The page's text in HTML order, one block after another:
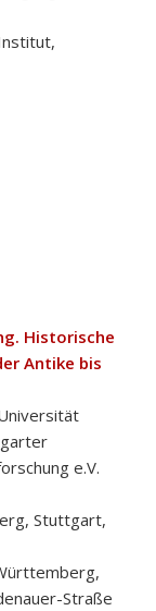
Historische
Antike bis
e.V.
Stuttgart,
Straße